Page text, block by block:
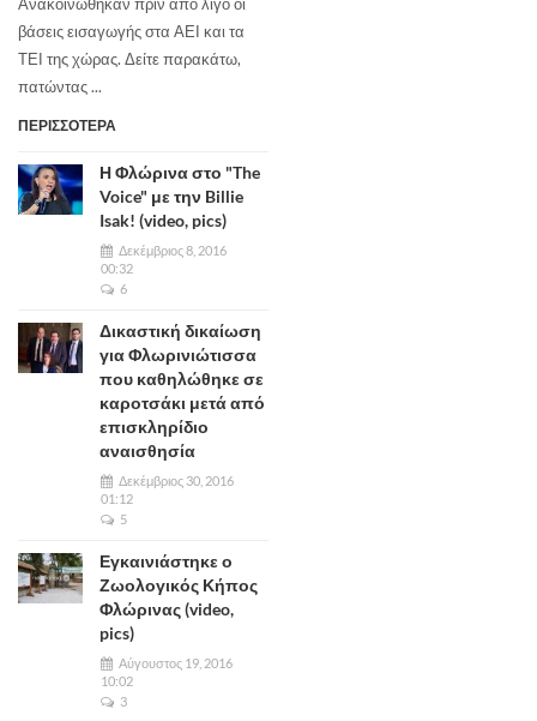
βάσεις εισαγωγής στα ΑΕΙ και τα
ΤΕΙ της χώρας. Δείτε παρακάτω,
πατώντας ...
ΠΕΡΙΣΣΟΤΕΡΑ
Η Φλώρινα στο "The
Voice" με την Billie
Isak! (video, pics)
Δεκέμβριος 8, 2016
00:32
6
Δικαστική δικαίωση
για Φλωρινιώτισσα
που καθηλώθηκε σε
καροτσάκι μετά από
επισκληρίδιο
αναισθησία
Δεκέμβριος 30, 2016
01:12
5
Εγκαινιάστηκε ο
Ζωολογικός Κήπος
Φλώρινας (video,
pics)
Αύγουστος 19, 2016
10:02
3